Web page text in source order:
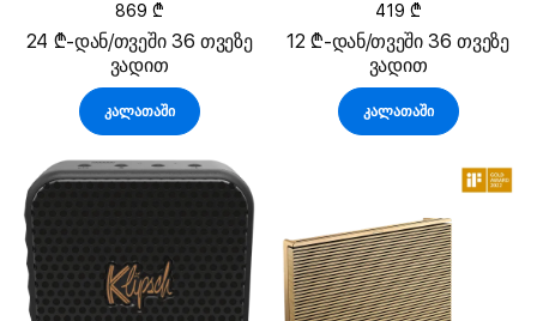
869 ₾
24 ₾-დან/თვეში 36 თვეზე
ვადით
კალათაში
419 ₾
12 ₾-დან/თვეში 36 თვეზე
ვადით
კალათაში